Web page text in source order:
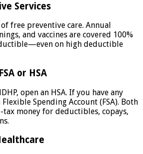
Services
free preventive care. Annual
and vaccines are covered 100%
on high deductible
or HSA
open an HSA. If you have any
Spending Account (FSA). Both
tax money for deductibles, copays,